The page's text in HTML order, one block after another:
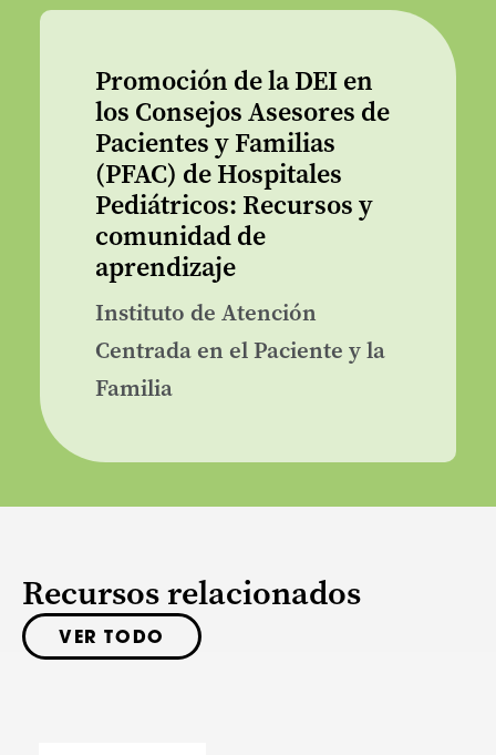
Promoción de la DEI en
los Consejos Asesores de
Pacientes y Familias
(PFAC) de Hospitales
Pediátricos: Recursos y
comunidad de
aprendizaje
Instituto de Atención
Centrada en el Paciente y la
Familia
Recursos relacionados
VER TODO